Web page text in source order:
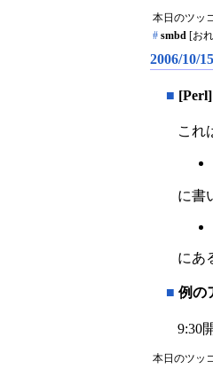
本日のツッ
# smbd [お
2006/10/
■
これ
に書
にあ
■ 例の
9:30
本日のツッ